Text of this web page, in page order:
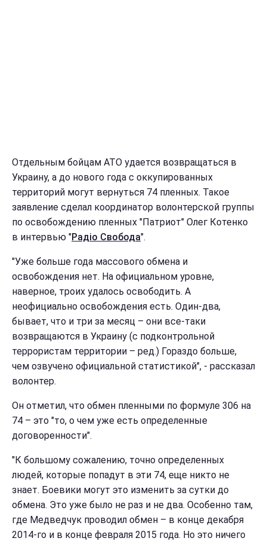
Отдельным бойцам АТО удается возвращаться в
Украину, а до нового года с оккупированных
территорий могут вернуться 74 пленных. Такое
заявление сделал координатор волонтерской группы
по освобождению пленных "Патриот" Олег Котенко
в интервью "Радіо Свобода".
"Уже больше года массового обмена и
освобождения нет. На официальном уровне,
наверное, троих удалось освободить. А
неофициально освобождения есть. Один-два,
бывает, что и три за месяц – они все-таки
возвращаются в Украину (с подконтрольной
террористам территории – ред.) Гораздо больше,
чем озвучено официальной статистикой", - рассказал
волонтер.
Он отметил, что обмен пленными по формуле 306 на
74 – это "то, о чем уже есть определенные
договоренности".
"К большому сожалению, точно определенных
людей, которые попадут в эти 74, еще никто не
знает. Боевики могут это изменить за сутки до
обмена. Это уже было не раз и не два. Особенно там,
где Медведчук проводил обмен – в конце декабря
2014-го и в конце февраля 2015 года. Но это ничего